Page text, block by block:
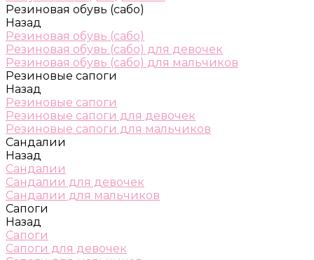
Резиновая обувь (сабо)
Назад
Резиновая обувь (сабо)
Резиновая обувь (сабо) для девочек
Резиновая обувь (сабо) для мальчиков
Резиновые сапоги
Назад
Резиновые сапоги
Резиновые сапоги для девочек
Резиновые сапоги для мальчиков
Сандалии
Назад
Сандалии
Сандалии для девочек
Сандалии для мальчиков
Сапоги
Назад
Сапоги
Сапоги для девочек